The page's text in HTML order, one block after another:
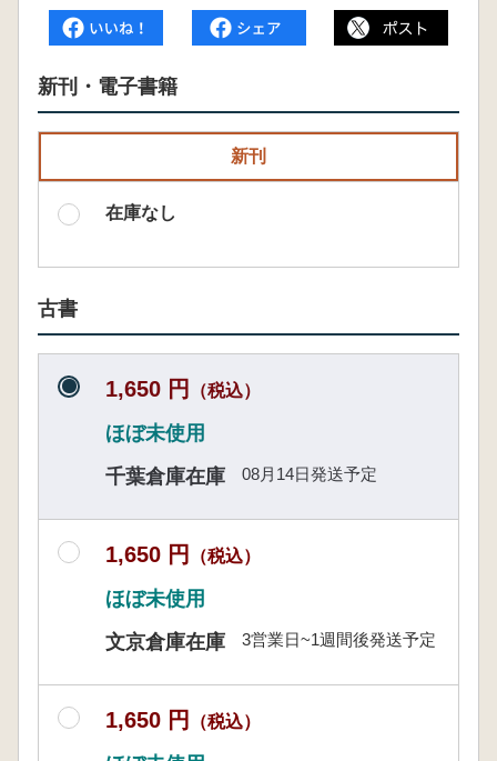
新刊・電子書籍
新刊
在庫なし
古書
1,650 円 （税込）
ほぼ未使用
千葉倉庫在庫
08月14日発送予定
1,650 円 （税込）
ほぼ未使用
文京倉庫在庫
3営業日~1週間後発送予定
1,650 円 （税込）